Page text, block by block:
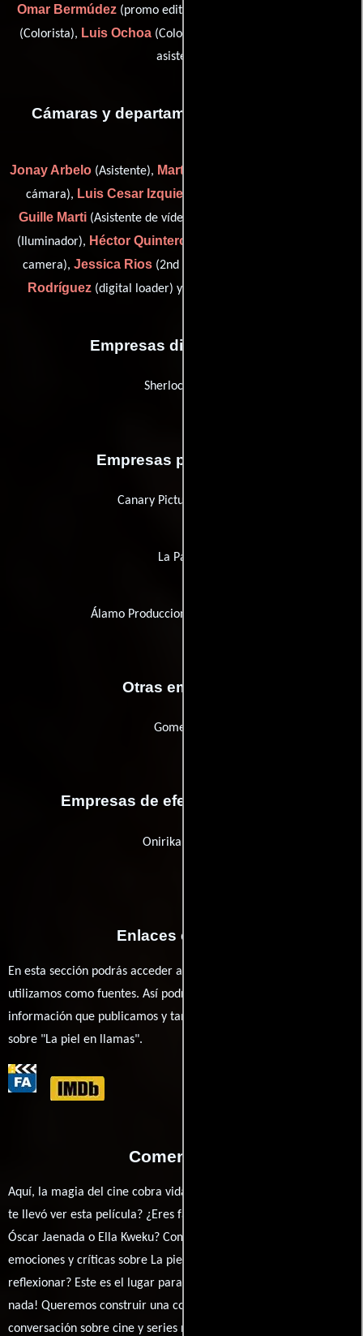
Omar Bermúdez (promo editor / trailer),
(Colorista), Luis Ochoa (Colorista) y
asistente)
Cámaras y departamento de electricidad
Jonay Arbelo (Asistente), Marta Calero
cámara), Luis Cesar Izquierdo
Guille Marti (Asistente de vídeo),
(Iluminador), Héctor Quintero Domínguez
camera), Jessica Rios (2nd assistant "b" camera),
Rodríguez (digital loader) y
Empresas distribuidoras
Sherlock Films
Empresas productoras
Canary Pictures Vehicles
La Panda
Álamo Producciones Audiovisuales
Otras empresas
Gomeralia
Empresas de efectos especiales
Onirikal Studio
Enlaces externos
En esta sección podrás acceder a los recursos externos que
utilizamos como fuentes. Así podrás chequear toda la
información que publicamos y también ampliar tu conocimiento
sobre "La piel en llamas".
Comentarios
Aquí, la magia del cine cobra vida a través de tus opiniones. ¿Qué
te llevó ver esta película? ¿Eres fan de David Martín Porras,
Óscar Jaenada o Ella Kweku? Comparte tus pensamientos,
emociones y críticas sobre La piel en llamas. ¿Te hizo reír, llorar o
reflexionar? Este es el lugar para expresarlo. ¡No te guardes
nada! Queremos construir una comunidad apasionada donde la
conversación sobre cine y series nunca se detenga. Únete a la